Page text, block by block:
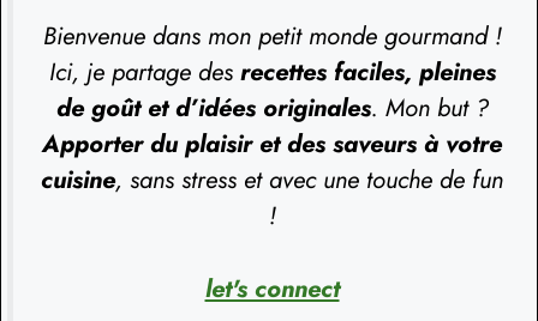
Bienvenue dans mon petit monde gourmand !
Ici, je partage des recettes faciles, pleines
de goût et d’idées originales. Mon but ?
Apporter du plaisir et des saveurs à votre
cuisine, sans stress et avec une touche de fun
!
let's connect